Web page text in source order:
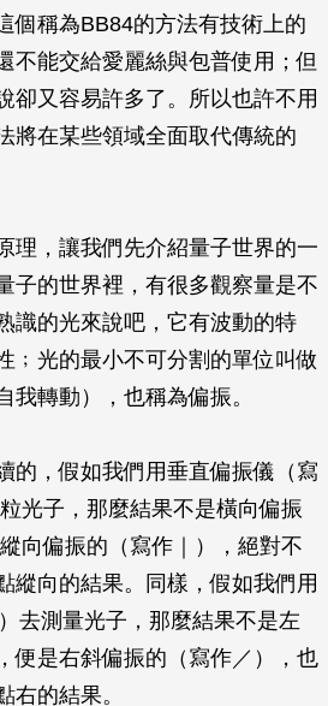
個稱為BB84的方法有技術上的
不能交給愛麗絲與包普使用；但
卻又容易許多了。所以也許不用
將在某些領域全面取代傳統的
理，讓我們先介紹量子世界的一
子的世界裡，有很多觀察量是不
識的光來說吧，它有波動的特
﹔光的最小不可分割的單位叫做
我轉動），也稱為偏振。
的，假如我們用垂直偏振儀（寫
光子，那麼結果不是橫向偏振
向偏振的（寫作｜），絕對不
縱向的結果。同樣，假如我們用
去測量光子，那麼結果不是左
便是右斜偏振的（寫作／），也
右的結果。